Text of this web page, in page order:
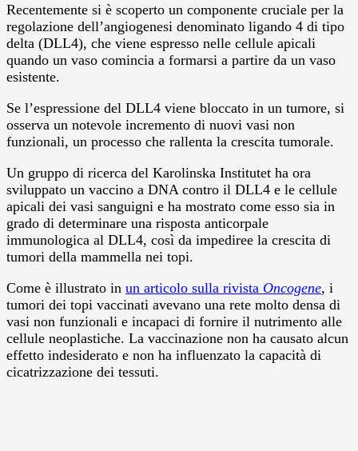
Recentemente si è scoperto un componente cruciale per la
regolazione dell’angiogenesi denominato ligando 4 di tipo
delta (DLL4), che viene espresso nelle cellule apicali
quando un vaso comincia a formarsi a partire da un vaso
esistente.
Se l’espressione del DLL4 viene bloccato in un tumore, si
osserva un notevole incremento di nuovi vasi non
funzionali, un processo che rallenta la crescita tumorale.
Un gruppo di ricerca del Karolinska Institutet ha ora
sviluppato un vaccino a DNA contro il DLL4 e le cellule
apicali dei vasi sanguigni e ha mostrato come esso sia in
grado di determinare una risposta anticorpale
immunologica al DLL4, così da impediree la crescita di
tumori della mammella nei topi.
Come è illustrato in un articolo sulla rivista Oncogene, i
tumori dei topi vaccinati avevano una rete molto densa di
vasi non funzionali e incapaci di fornire il nutrimento alle
cellule neoplastiche. La vaccinazione non ha causato alcun
effetto indesiderato e non ha influenzato la capacità di
cicatrizzazione dei tessuti.